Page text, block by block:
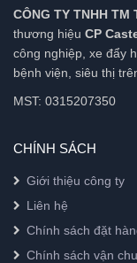
CÔNG TY TNHH TM
thương hiệu CP
công nghiệp, xe đẩy
bệnh viện, siêu thị
MST: 0315207350
CHÍNH SÁCH
Giới thiệu công ty
Liên hệ
Chính sách đặt
Chính sách vận